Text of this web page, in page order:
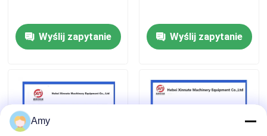
CZĘŚCI DO POMP DO BETONU PUTZMEISTER
Części pomp betonowych Schwing
Wyślij zapytanie Wyślij zapytanie
Amy